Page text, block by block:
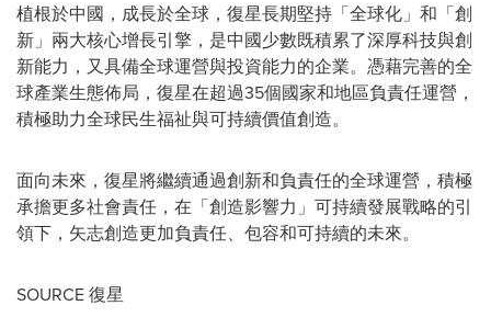
植根於中國，成長於全球，復星長期堅持「全球化」和「創
新」兩大核心增長引擎，是中國少數既積累了深厚科技與創
新能力，又具備全球運營與投資能力的企業。憑藉完善的全
球產業生態佈局，復星在超過35個國家和地區負責任運營，
積極助力全球民生福祉與可持續價值創造。
面向未來，復星將繼續通過創新和負責任的全球運營，積極
承擔更多社會責任，在「創造影響力」可持續發展戰略的引
領下，矢志創造更加負責任、包容和可持續的未來。
SOURCE 復星